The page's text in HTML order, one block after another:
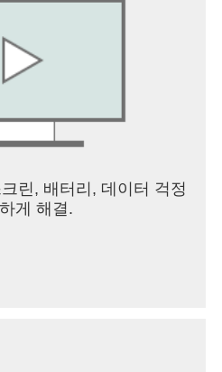
린, 배터리, 데이터 걱정
게 해결.